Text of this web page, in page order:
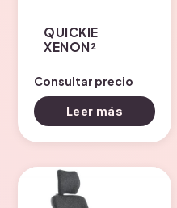
QUICKIE
XENON²
Consultar precio
Leer más